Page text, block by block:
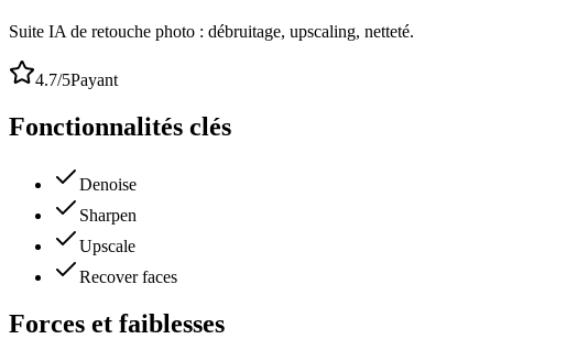
Suite IA de retouche photo : débruitage, upscaling, netteté.
4.7/5Payant
Fonctionnalités clés
Denoise
Sharpen
Upscale
Recover faces
Forces et faiblesses